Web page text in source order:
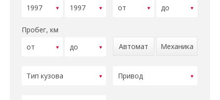
Пробег, км
Автомат
Механика